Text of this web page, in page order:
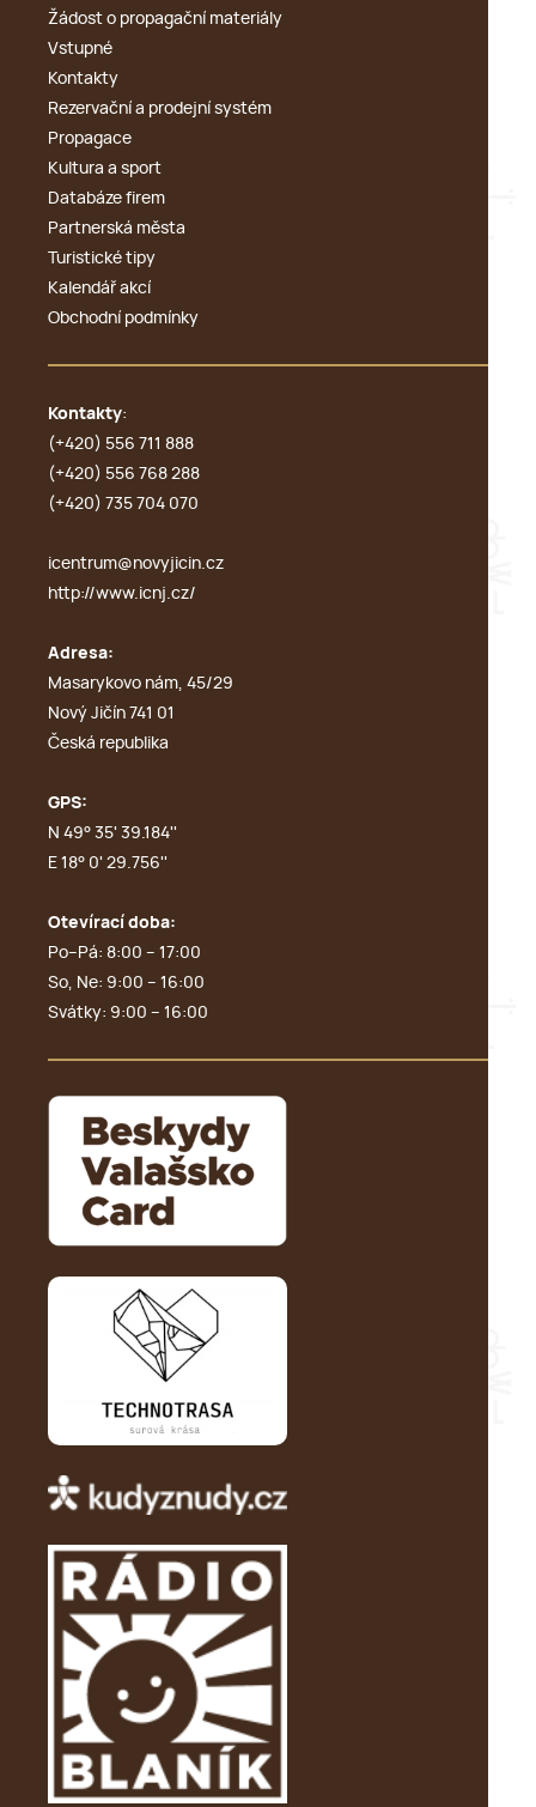
Žádost o propagační materiály
Vstupné
Kontakty
Rezervační a prodejní systém
Propagace
Kultura a sport
Databáze firem
Partnerská města
Turistické tipy
Kalendář akcí
Obchodní podmínky
Kontakty:
(+420) 556 711 888
(+420) 556 768 288
(+420) 735 704 070
icentrum@novyjicin.cz
http://www.icnj.cz/
Adresa:
Masarykovo nám, 45/29
Nový Jičín 741 01
Česká republika
GPS:
N 49° 35' 39.184''
E 18° 0' 29.756''
Otevírací doba:
Po–Pá: 8:00 – 17:00
So, Ne: 9:00 – 16:00
Svátky: 9:00 – 16:00